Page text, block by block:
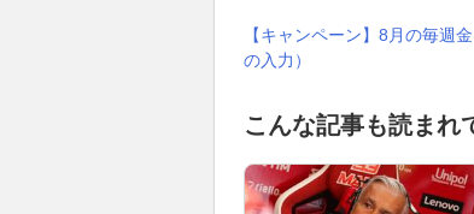
【キャンペーン】8月の毎週
の入力）
こんな記事も読まれ